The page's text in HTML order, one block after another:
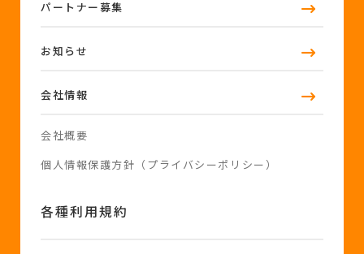
パートナー募集
お知らせ
会社情報
会社概要
個人情報保護方針（プライバシーポリシー）
各種利用規約